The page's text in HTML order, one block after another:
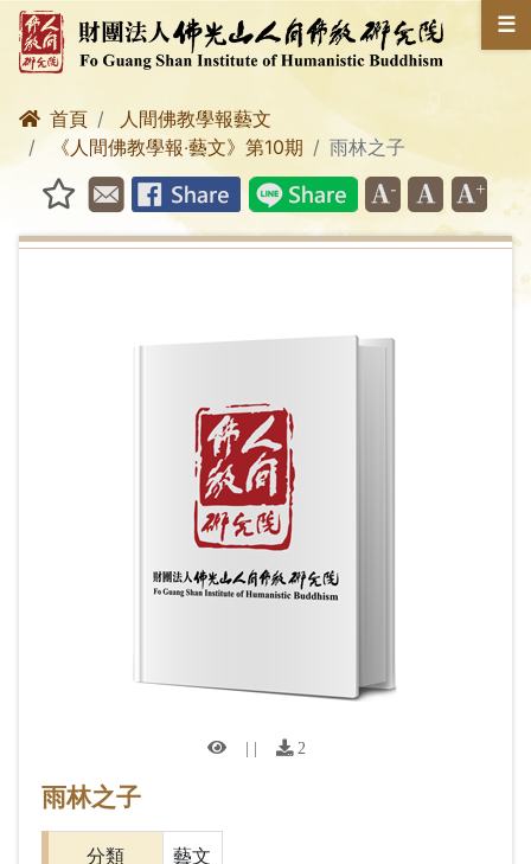
☰
首頁
人間佛教學報藝文
《人間佛教學報‧藝文》第10期
雨林之子
| | 2
雨林之子
分類 藝文